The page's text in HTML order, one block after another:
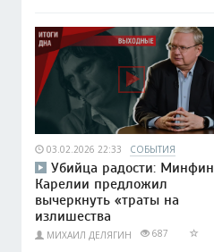
03.02.2026 22:33 СОБЫТИЯ
Убийца радости: Минфин
Карелии предложил
вычеркнуть «траты на
излишества
МИХАИЛ ДЕЛЯГИН 687